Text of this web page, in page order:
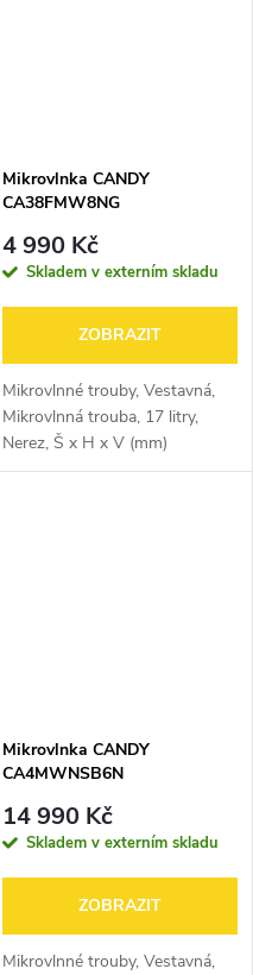
Mikrovlnka CANDY
CA38FMW8NG
4 990 Kč
Skladem v externím skladu
ZOBRAZIT
Mikrovlnné trouby, Vestavná,
Mikrovlnná trouba, 17 litry,
Nerez, Š x H x V (mm)
595x319,5x382
Mikrovlnka CANDY
CA4MWNSB6N
14 990 Kč
Skladem v externím skladu
ZOBRAZIT
Mikrovlnné trouby, Vestavná,